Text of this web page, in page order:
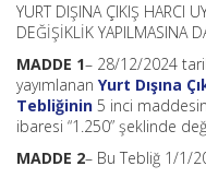
YURT DIŞINA ÇIKIŞ HARCI
DEĞİŞİKLİK YAPILMASINA
MADDE 1– 28/12/2024
yayımlanan Yurt Dışına
Tebliğinin 5 inci
ibaresi “1.250” şeklinde
MADDE 2– Bu Tebliğ 1/1/